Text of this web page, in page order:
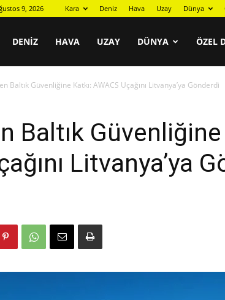
9, 2026 Kara Deniz Hava Uzay Dünya
DENIZ HAVA UZAY DÜNYA ÖZEL
Baltık Güvenliğine Katkı: AWACS Uçağını Litvanya’ya Gönderdi
Baltık Güvenliğine
Litvanya’ya